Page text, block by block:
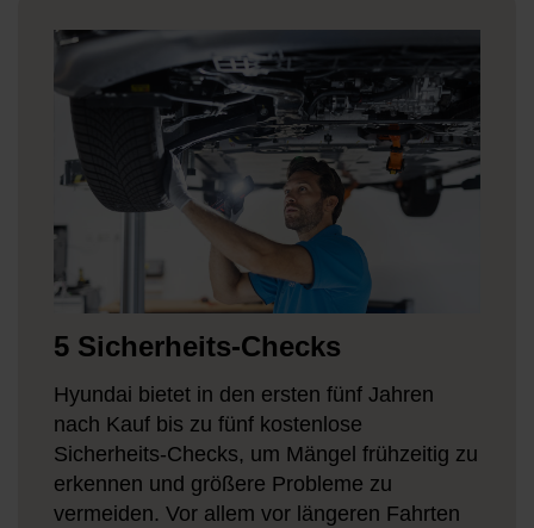
5 Sicherheits-Checks
Hyundai bietet in den ersten fünf Jahren
nach Kauf bis zu fünf kostenlose
Sicherheits-Checks, um Mängel frühzeitig zu
erkennen und größere Probleme zu
vermeiden. Vor allem vor längeren Fahrten